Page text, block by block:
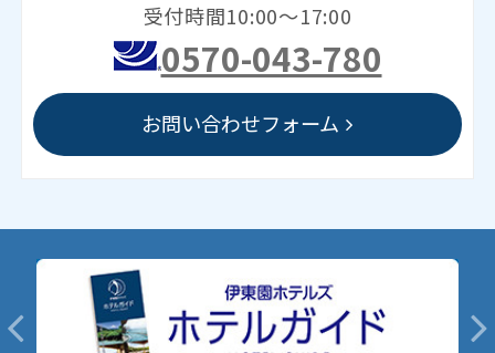
受付時間10:00～17:00
0570-043-780
お問い合わせフォーム